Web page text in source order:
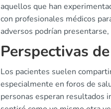
aquellos que han
con profesionales médicos
adversos podrían
Perspectivas
Los pacientes suelen
especialmente en foros de
personas esperan resultados